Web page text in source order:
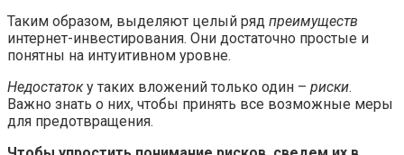
Таким образом, выделяют целый ряд преимуществ
интернет-инвестирования. Они достаточно простые и
понятны на интуитивном уровне.
Недостатоку таких вложений только один – риски.
Важно знать о них, чтобы принять все возможные меры
для предотвращения.